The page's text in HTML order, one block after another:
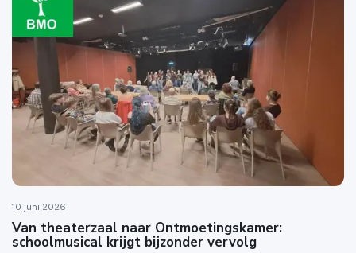
10 juni 2026
Van theaterzaal naar Ontmoetingskamer:
schoolmusical krijgt bijzonder vervolg